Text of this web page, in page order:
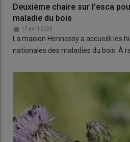
Deuxième chaire sur l'esca
maladie du bois
17 avril 2025
La maison Hennessy a accueilli les
nationales des maladies du bois. À